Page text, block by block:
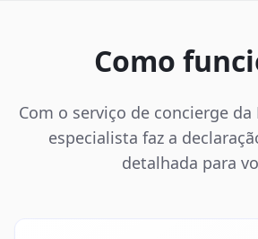
Como
Com o serviço de concierge
especialista faz a
detalhada para